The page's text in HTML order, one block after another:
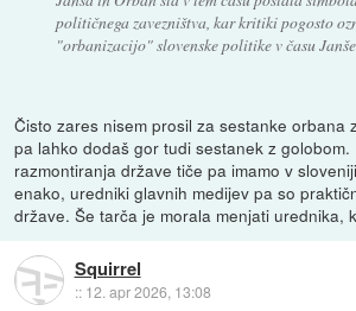
političnega zavezništva, kar kritiki pogosto
"orbanizacijo" slovenske politike v času
Čisto zares nisem prosil za sestanke orbana
pa lahko dodaš gor tudi sestanek z golobom.
razmontiranja države tiče pa imamo v
enako, uredniki glavnih medijev pa so
države. Še tarča je morala menjati urednika,
Squirrel
:: 12. apr 2026, 13:08